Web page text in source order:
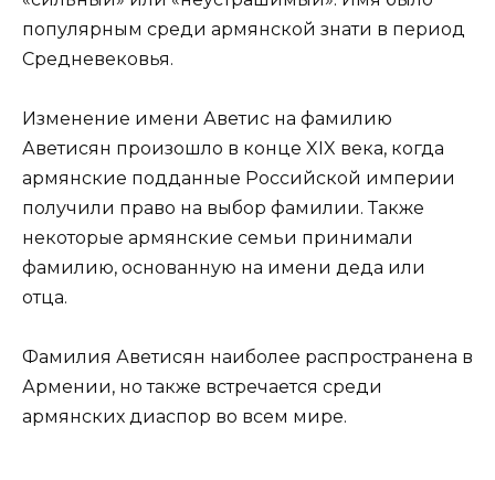
популярным среди армянской знати в период
Средневековья.
Изменение имени Аветис на фамилию
Аветисян произошло в конце XIX века, когда
армянские подданные Российской империи
получили право на выбор фамилии. Также
некоторые армянские семьи принимали
фамилию, основанную на имени деда или
отца.
Фамилия Аветисян наиболее распространена в
Армении, но также встречается среди
армянских диаспор во всем мире.